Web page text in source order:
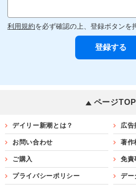
利用規約を必ず確認の上、登録ボタンを
ページTOP
デイリー新潮とは？ 広告
お問い合わせ 著作
ご購入 免責
プライバシーポリシー デー